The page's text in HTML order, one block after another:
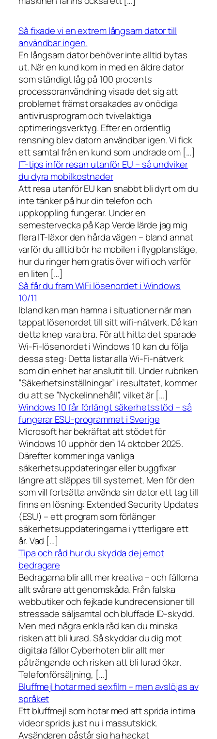
Så fixade vi en extrem långsam dator till
användbar ingen.
En långsam dator behöver inte alltid bytas
ut. När en kund kom in med en äldre dator
som ständigt låg på 100 procents
processoranvändning visade det sig att
problemet främst orsakades av onödiga
antivirusprogram och tvivelaktiga
optimeringsverktyg. Efter en ordentlig
rensning blev datorn användbar igen. Vi fick
ett samtal från en kund som undrade om […]
IT-tips inför resan utanför EU – så undviker
du dyra mobilkostnader
Att resa utanför EU kan snabbt bli dyrt om du
inte tänker på hur din telefon och
uppkoppling fungerar. Under en
semestervecka på Kap Verde lärde jag mig
flera IT-läxor den hårda vägen – bland annat
varför du alltid bör ha mobilen i flygplansläge,
hur du ringer hem gratis över wifi och varför
en liten […]
Så får du fram WiFi lösenordet i Windows
10/11
Ibland kan man hamna i situationer när man
tappat lösenordet till sitt wifi-nätverk. Då kan
detta knep vara bra. För att hitta det sparade
Wi-Fi-lösenordet i Windows 10 kan du följa
dessa steg: Detta listar alla Wi-Fi-nätverk
som din enhet har anslutit till. Under rubriken
”Säkerhetsinställningar” i resultatet, kommer
du att se ”Nyckelinnehåll”, vilket är […]
Windows 10 får förlängt säkerhetsstöd – så
fungerar ESU-programmet i Sverige
Microsoft har bekräftat att stödet för
Windows 10 upphör den 14 oktober 2025.
Därefter kommer inga vanliga
säkerhetsuppdateringar eller buggfixar
längre att släppas till systemet. Men för den
som vill fortsätta använda sin dator ett tag till
finns en lösning: Extended Security Updates
(ESU) – ett program som förlänger
säkerhetsuppdateringarna i ytterligare ett
år. Vad […]
Tipa och råd hur du skydda dej emot
bedragare
Bedragarna blir allt mer kreativa – och fällorna
allt svårare att genomskåda. Från falska
webbutiker och fejkade kundrecensioner till
stressade säljsamtal och bluffade ID-skydd.
Men med några enkla råd kan du minska
risken att bli lurad. Så skyddar du dig mot
digitala fällor Cyberhoten blir allt mer
påträngande och risken att bli lurad ökar.
Telefonförsäljning, […]
Bluffmejl hotar med sexfilm – men avslöjas av
språket
Ett bluffmejl som hotar med att sprida intima
videor sprids just nu i massutskick.
Avsändaren påstår sig ha hackat